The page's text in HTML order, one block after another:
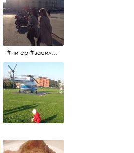
#питер #васильевскийостров #байкеры #иностранцы